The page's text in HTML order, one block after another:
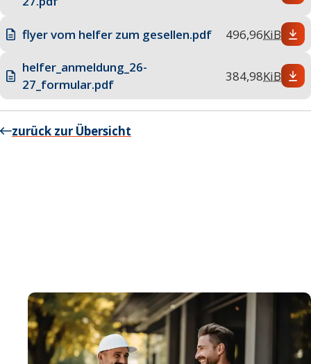
flyer vom helfer zum gesellen.pdf 496,96KiB
helfer_anmeldung_26-
27_formular.pdf
384,98KiB
zurück zur Übersicht